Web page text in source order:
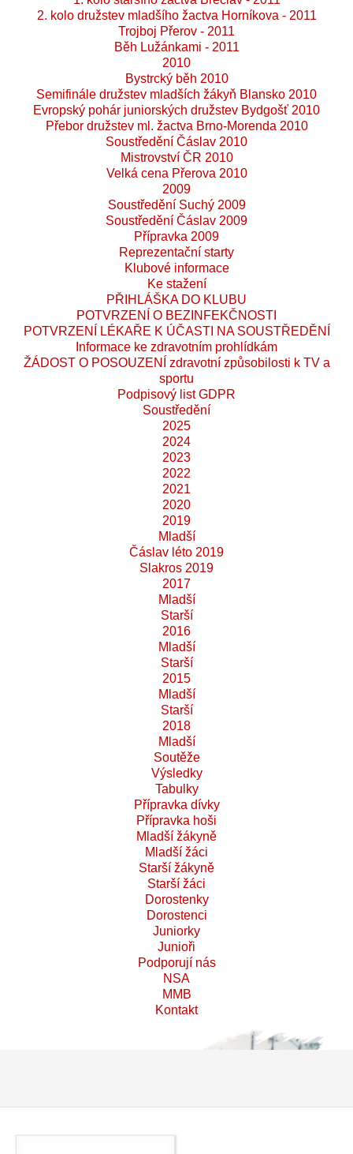
2. kolo družstev mladšího žactva Horníkova - 2011
Trojboj Přerov - 2011
Běh Lužánkami - 2011
2010
Bystrcký běh 2010
Semifinále družstev mladších žákyň Blansko 2010
Evropský pohár juniorských družstev Bydgošť 2010
Přebor družstev ml. žactva Brno-Morenda 2010
Soustředění Čáslav 2010
Mistrovství ČR 2010
Velká cena Přerova 2010
2009
Soustředění Suchý 2009
Soustředění Čáslav 2009
Přípravka 2009
Reprezentační starty
Klubové informace
Ke stažení
PŘIHLÁŠKA DO KLUBU
POTVRZENÍ O BEZINFEKČNOSTI
POTVRZENÍ LÉKAŘE K ÚČASTI NA SOUSTŘEDĚNÍ
Informace ke zdravotním prohlídkám
ŽÁDOST O POSOUZENÍ zdravotní způsobilosti k TV a
sportu
Podpisový list GDPR
Soustředění
2025
2024
2023
2022
2021
2020
2019
Mladší
Čáslav léto 2019
Slakros 2019
2017
Mladší
Starší
2016
Mladší
Starší
2015
Mladší
Starší
2018
Mladší
Soutěže
Výsledky
Tabulky
Přípravka dívky
Přípravka hoši
Mladší žákyně
Mladší žáci
Starší žákyně
Starší žáci
Dorostenky
Dorostenci
Juniorky
Junioři
Podporují nás
NSA
MMB
Kontakt